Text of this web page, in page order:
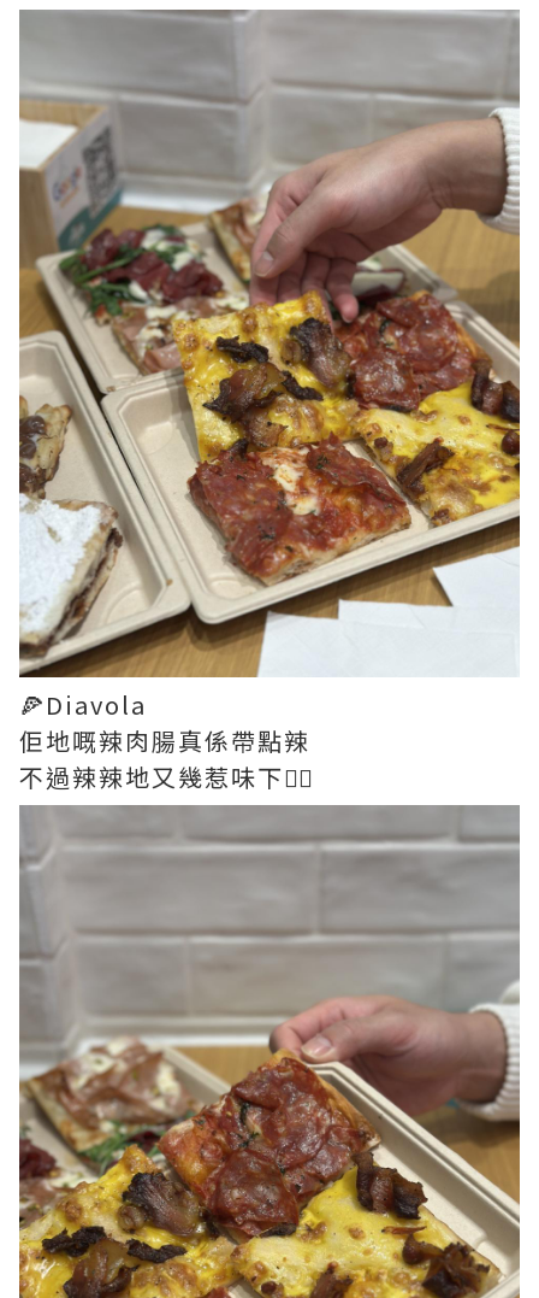
🍕Diavola
佢地嘅辣肉腸真係帶點辣
不過辣辣地又幾惹味下❤️‍🔥